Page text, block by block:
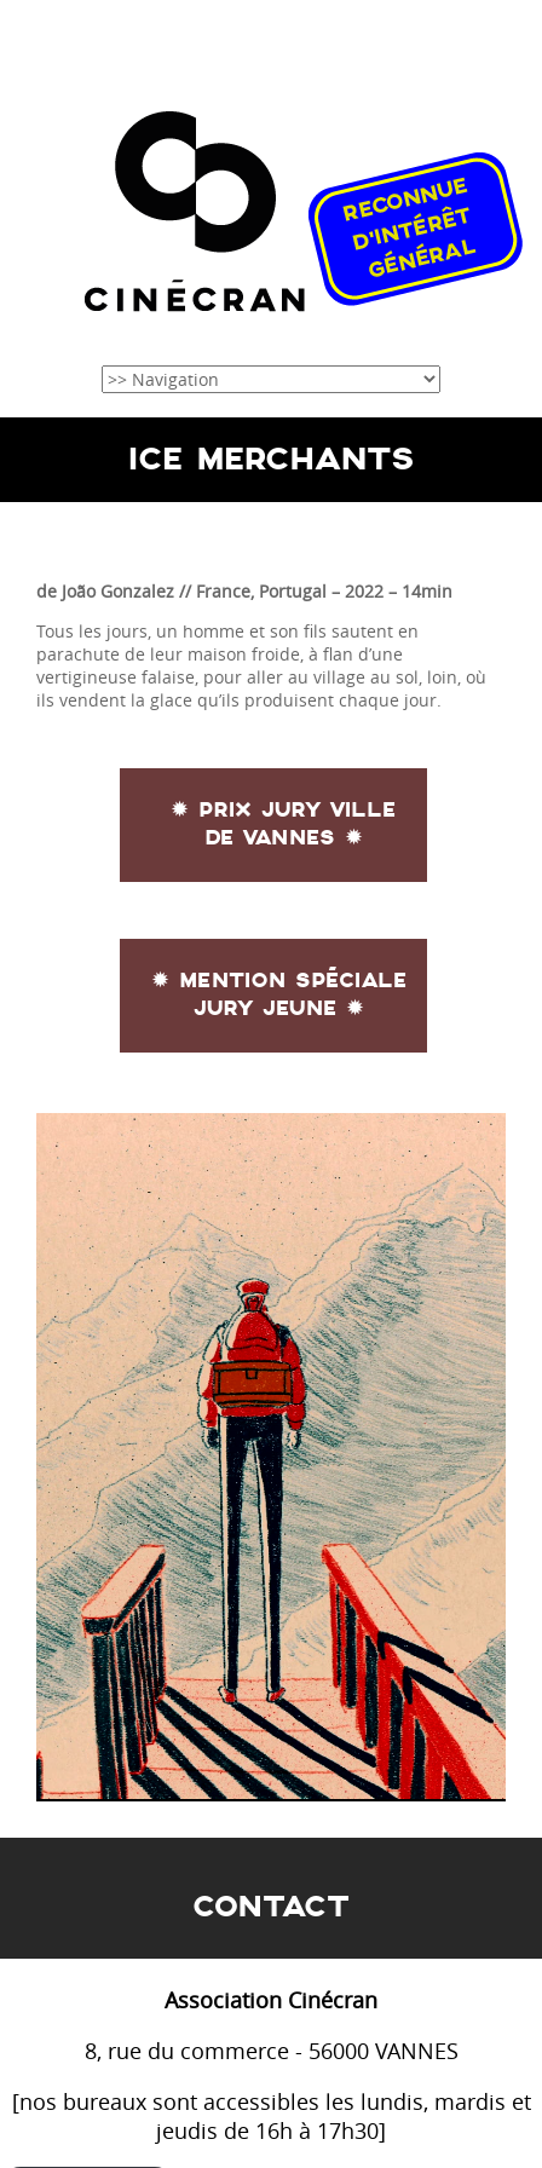
ICE MERCHANTS
de João Gonzalez // France, Portugal – 2022 – 14min
Tous les jours, un homme et son fils sautent en
parachute de leur maison froide, à flan d’une
vertigineuse falaise, pour aller au village au sol, loin, où
ils vendent la glace qu’ils produisent chaque jour.
✹ PRIX JURY VILLE
DE VANNES ✹
✹ MENTION SPÉCIALE
JURY JEUNE ✹
CONTACT
Association Cinécran
8, rue du commerce - 56000 VANNES
[nos bureaux sont accessibles les lundis, mardis et
jeudis de 16h à 17h30]